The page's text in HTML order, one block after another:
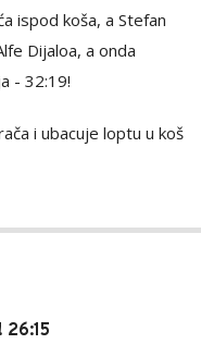
ispod koša, a Stefan
Dijaloa, a onda
- 32:19!
i ubacuje loptu u koš
26:15